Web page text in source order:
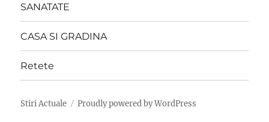
SANATATE
CASA SI GRADINA
Retete
Stiri Actuale Proudly powered by WordPress